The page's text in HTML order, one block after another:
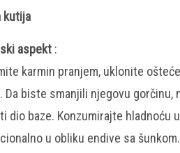
kutija
aspekt:
karmin pranjem, uklonite
Da biste smanjili njegovu gorčinu,
dio baze. Konzumirajte hladnoću
u obliku endive sa šunkom.